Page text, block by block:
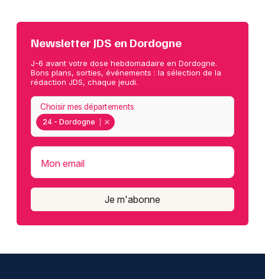
Newsletter JDS en Dordogne
J-6 avant votre dose hebdomadaire en Dordogne.
Bons plans, sorties, événements : la sélection de la
rédaction JDS, chaque jeudi.
24 - Dordogne
Choisir mes départements
Mon email
Je m'abonne